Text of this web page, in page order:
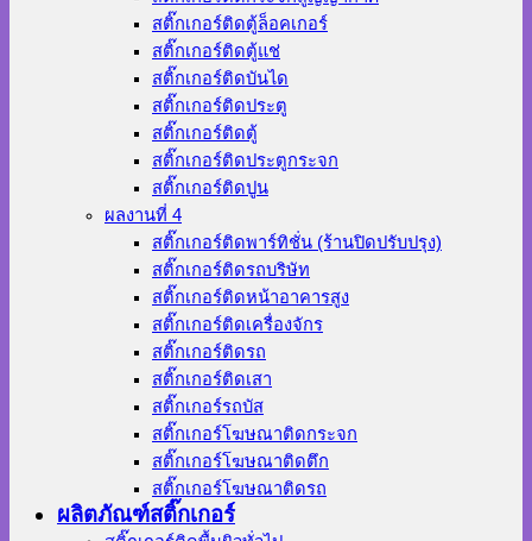
สติ๊กเกอร์ติดตู้ล็อคเกอร์
สติ๊กเกอร์ติดตู้แช่
สติ๊กเกอร์ติดบันได
สติ๊กเกอร์ติดประตู
สติ๊กเกอร์ติดตู้
สติ๊กเกอร์ติดประตูกระจก
สติ๊กเกอร์ติดปูน
ผลงานที่ 4
สติ๊กเกอร์ติดพาร์ทิชั่น (ร้านปิดปรับปรุง)
สติ๊กเกอร์ติดรถบริษัท
สติ๊กเกอร์ติดหน้าอาคารสูง
สติ๊กเกอร์ติดเครื่องจักร
สติ๊กเกอร์ติดรถ
สติ๊กเกอร์ติดเสา
สติ๊กเกอร์รถบัส
สติ๊กเกอร์โฆษณาติดกระจก
สติ๊กเกอร์โฆษณาติดตึก
สติ๊กเกอร์โฆษณาติดรถ
ผลิตภัณฑ์สติ๊กเกอร์